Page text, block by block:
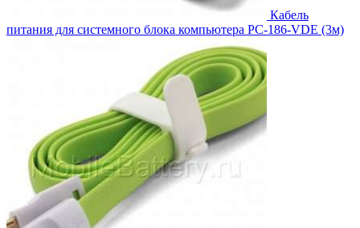
Кабель
питания для системного блока компьютера PC-186-VDE (3м)